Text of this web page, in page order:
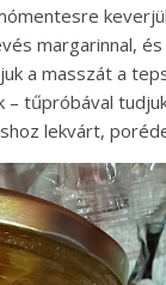
margarinnal,
a masszát a
tűpróbával
lekvárt,